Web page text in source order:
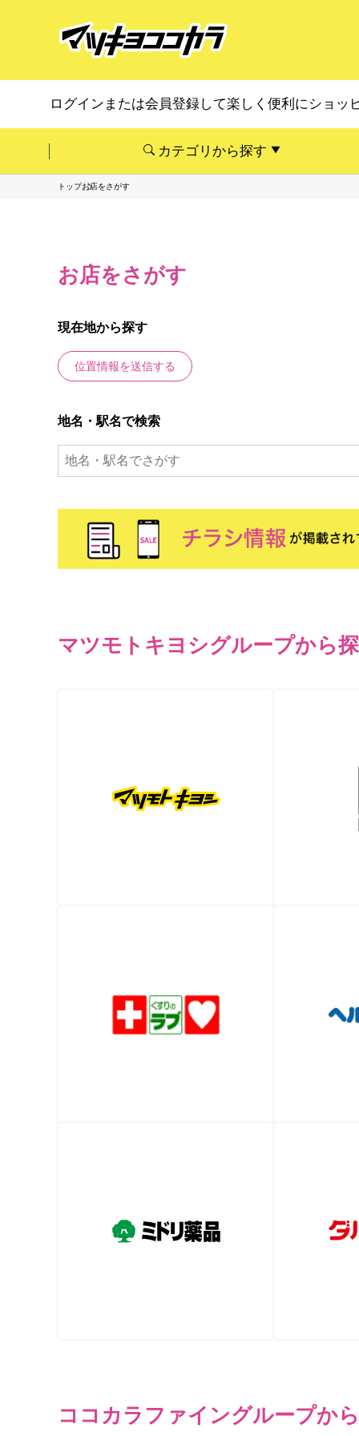
ログインまたは会員登録して楽しく便利にショッ
カテゴリから探す
トップお店をさがす
お店をさがす
現在地から探す
位置情報を送信する
地名・駅名で検索
マツモトキヨシグループから
ココカラファイングループか